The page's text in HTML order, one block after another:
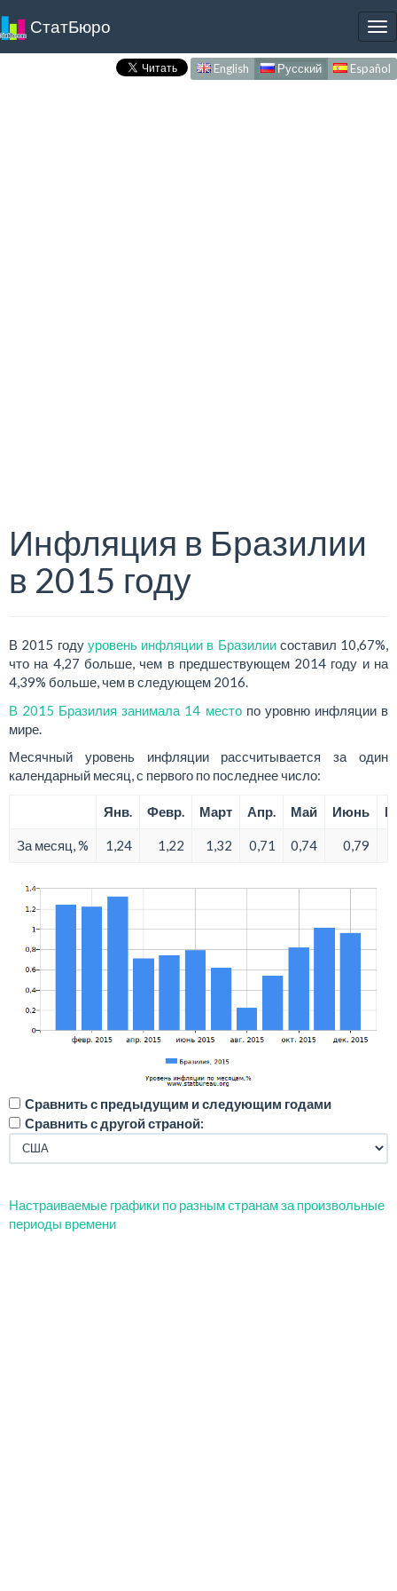
СтатБюро
English Русский Español
Инфляция в Бразилии
в 2015 году
В 2015 году уровень инфляции в Бразилиисоставил 10,67%,
что на 4,27 больше, чем в предшествующем 2014 году и на
4,39% больше, чем в следующем 2016.
В 2015 Бразилия занимала 14 местопо уровню инфляции в
мире.
Месячный уровень инфляции рассчитывается за один
календарный месяц, с первого по последнее число:
Янв. Февр. Март Апр. Май Июнь
За месяц, % 1,24 1,22 1,32 0,71 0,74 0,79
Сравнить с предыдущим и следующим годами
Сравнить с другой страной:
Настраиваемые графики по разным странам за произвольные
периоды времени